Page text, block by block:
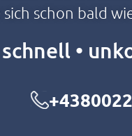
sich schon bald
schnell •